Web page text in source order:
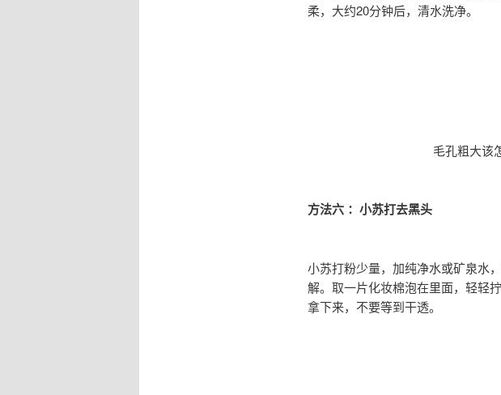
柔，大约20分钟后，清水洗净。
毛孔粗大该
方法六 ：小苏打去黑头
小苏打粉少量，加纯净水或矿泉水
解。取一片化妆棉泡在里面，轻轻
拿下来，不要等到干透。